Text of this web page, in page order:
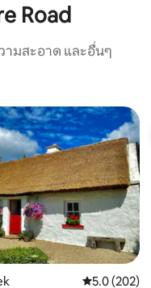
Road
ามสะอาด และอื่นๆ
คะแนนเฉลี่ย
5.0 (202)